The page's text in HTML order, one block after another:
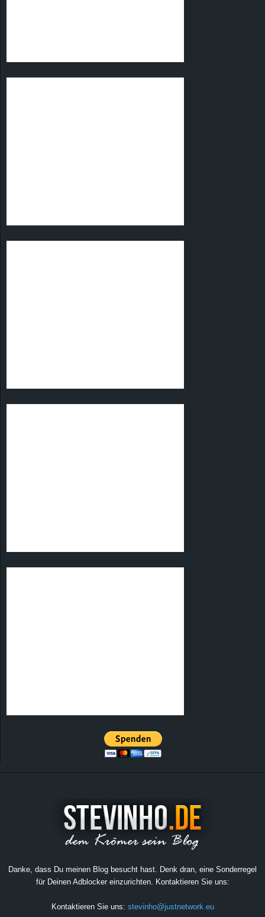
Danke, dass Du meinen Blog besucht hast. Denk dran, eine Sonderregel
für Deinen Adblocker einzurichten. Kontaktieren Sie uns:
Kontaktieren Sie uns: stevinho@justnetwork.eu